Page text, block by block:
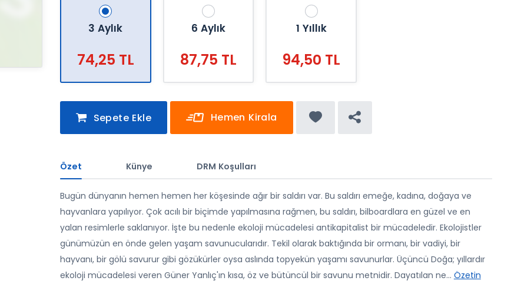
3 Aylık
74,25 TL
6 Aylık
87,75 TL
1 Yıllık
94,50 TL
Sepete Ekle Hemen Kirala
Özet Künye DRM Koşulları
Bugün dünyanın hemen hemen her köşesinde ağır bir saldırı var. Bu saldırı emeğe, kadına, doğaya ve
hayvanlara yapılıyor. Çok acılı bir biçimde yapılmasına rağmen, bu saldırı, bilboardlara en güzel ve en
yalan resimlerle saklanıyor. İşte bu nedenle ekoloji mücadelesi antikapitalist bir mücadeledir. Ekolojistler
günümüzün en önde gelen yaşam savunucularıdır. Tekil olarak baktığında bir ormanı, bir vadiyi, bir
hayvanı, bir gölü savurur gibi gözükürler oysa aslında topyekün yaşamı savunurlar. Üçüncü Doğa; yıllardır
ekoloji mücadelesi veren Güner Yanlıç'ın kısa, öz ve bütüncül bir savunu metnidir. Dayatılan ne... Özetin